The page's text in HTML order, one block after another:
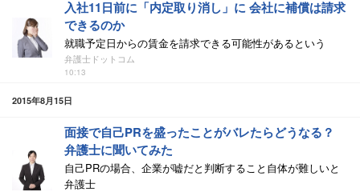
入社11日前に「内定取り消し」に 会社に補償は請求
できるのか
就職予定日からの賃金を請求できる可能性があるという
弁護士ドットコム
10:13
2015年8月15日
面接で自己PRを盛ったことがバレたらどうなる？
弁護士に聞いてみた
自己PRの場合、企業が嘘だと判断すること自体が難しいと
弁護士